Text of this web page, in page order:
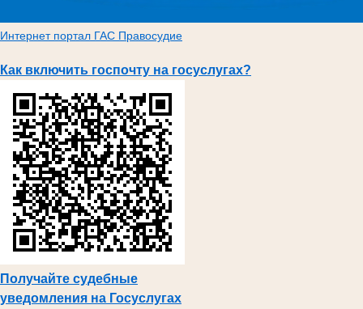
Интернет портал ГАС Правосудие
Как включить госпочту на госуслугах?
Получайте судебные
уведомления на Госуслугах